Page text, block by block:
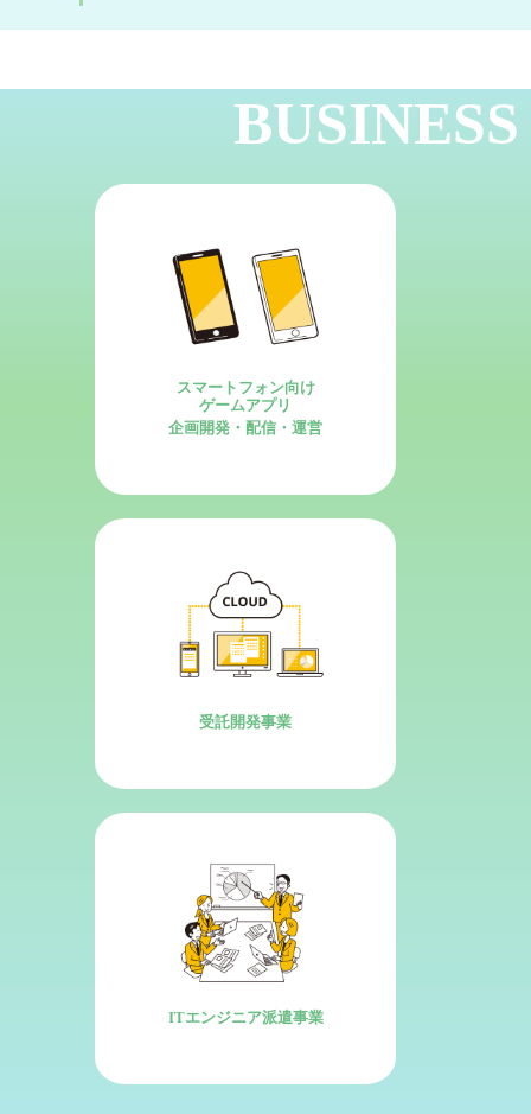
BUSINESS
スマートフォン向け
ゲームアプリ
企画開発・配信・運営
受託開発事業
ITエンジニア派遣事業